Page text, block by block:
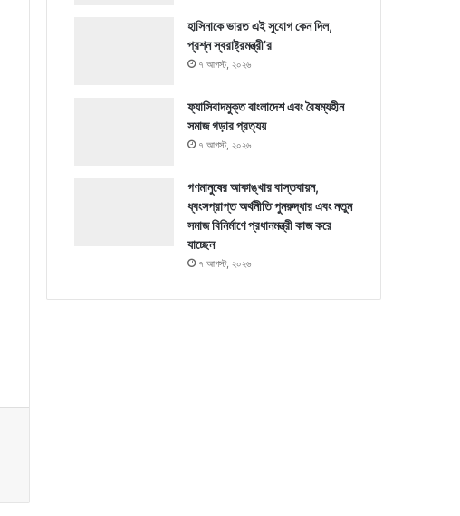
হাসিনাকে ভারত এই সুযোগ কেন দিল,
প্রশ্ন স্বরাষ্ট্রমন্ত্রী’র
৭ আগস্ট, ২০২৬
ফ্যাসিবাদমুক্ত বাংলাদেশ এবং বৈষম্যহীন
সমাজ গড়ার প্রত্যয়
৭ আগস্ট, ২০২৬
গণমানুষের আকাঙ্খার বাস্তবায়ন,
ধ্বংসপ্রাপ্ত অর্থনীতি পুনরুদ্ধার এবং নতুন
সমাজ বিনির্মাণে প্রধানমন্ত্রী কাজ করে
যাচ্ছেন
৭ আগস্ট, ২০২৬